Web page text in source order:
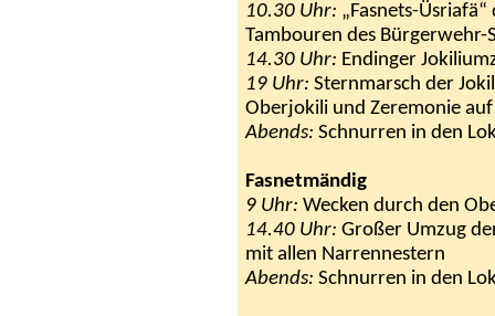
10.30 Uhr: „Fasnets-
Tambouren des Bürgerwehr-
14.30 Uhr: Endinger
19 Uhr: Sternmarsch der
Oberjokili und Zeremonie
Abends: Schnurren in den
Fasnetmändig
9 Uhr: Wecken durch den
14.40 Uhr: Großer Umzug
mit allen Narrennestern
Abends: Schnurren in den